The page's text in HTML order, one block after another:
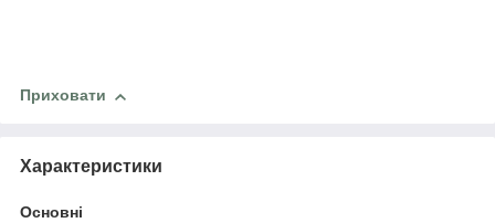
Приховати
Характеристики
Основні